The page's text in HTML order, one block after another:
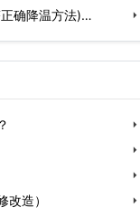
确降温方法)…
造）